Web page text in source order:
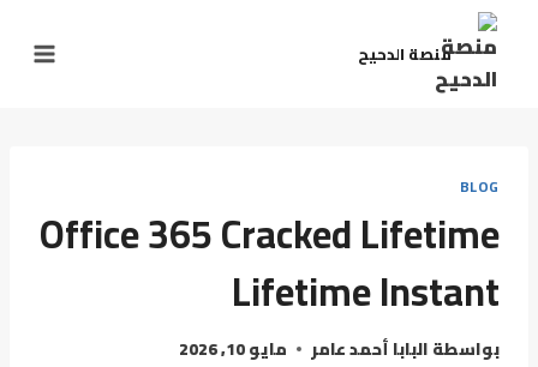
منصة الدحيح
BLOG
Office 365 Cracked Lifetime
Lifetime Instant
بواسطةالبابا أحمد عامر مايو 10, 2026